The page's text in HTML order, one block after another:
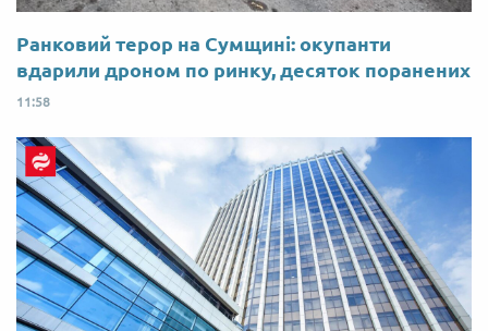
Ранковий терор на Сумщині: окупанти
вдарили дроном по ринку, десяток поранених
11:58